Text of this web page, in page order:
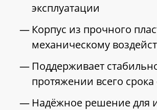
эксплуатации
Корпус из прочного
механическому
Поддерживает
протяжении всего
Надёжное решение для